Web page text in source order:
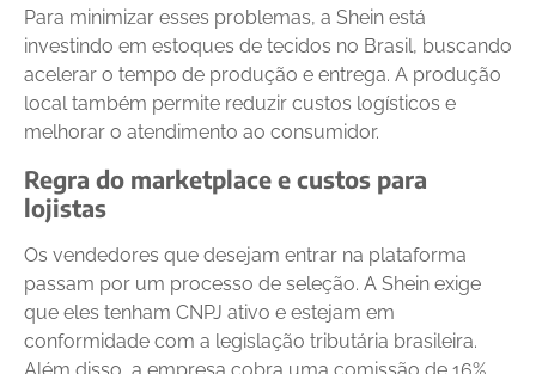
Para minimizar esses problemas, a Shein está
investindo em estoques de tecidos no Brasil, buscando
acelerar o tempo de produção e entrega. A produção
local também permite reduzir custos logísticos e
melhorar o atendimento ao consumidor.
Regra do marketplace e custos para
lojistas
Os vendedores que desejam entrar na plataforma
passam por um processo de seleção. A Shein exige
que eles tenham CNPJ ativo e estejam em
conformidade com a legislação tributária brasileira.